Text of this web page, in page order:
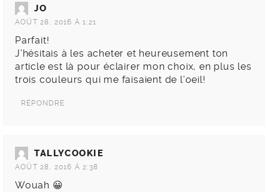
JO
AOÛT 28, 2016 À 1:21
Parfait!
J’hésitais à les acheter et heureusement ton
article est là pour éclairer mon choix, en plus les
trois couleurs qui me faisaient de l’oeil!
RÉPONDRE
TALLYCOOKIE
AOÛT 28, 2016 À 2:38
Wouah 😀